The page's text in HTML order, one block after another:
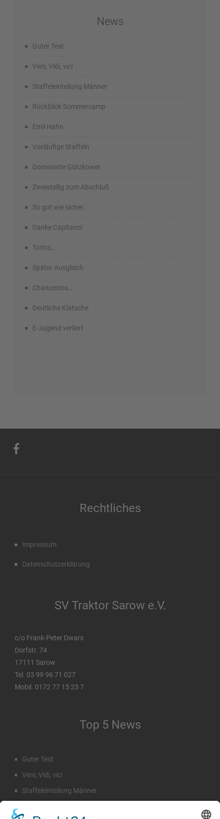
News
Guter Test
Veni, Vidi, vici
Staffeleinteilung Männer
Rückblick Sommercamp
Emil Hahn
Vorläufige Staffeln
Dominante Gützkower
Zweistellig zum Abschluß
So gut wie sicher…
Danke Capitano!
Torlos….
Später Ausgleich
Chancenlos…
Deutliche Klatsche
E-Jugend verliert
Rechtliches
Impressum
Datenschutzerklärung
SV Traktor Sarow e.V.
c/o Frank-Peter Dwars
Dorfstr. 74
17111 Sarow
Tel. 03 99 96 71 027
Mobil. 0172 77 15 23 7
Top 5 News
Guter Test
Veni, Vidi, vici
Staffeleinteilung Männer